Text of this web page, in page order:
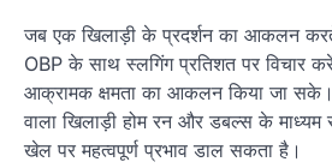
जब एक खिलाड़ी के प्रदर्शन का आकलन
OBP के साथ स्लगिंग प्रतिशत पर विचार
आक्रामक क्षमता का आकलन किया जा
वाला खिलाड़ी होम रन और डबल्स के माध्यम
खेल पर महत्वपूर्ण प्रभाव डाल सकता है।